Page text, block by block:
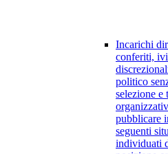
Incarichi
conferiti,
politico
selezione
pubblicare
seguenti
individuati